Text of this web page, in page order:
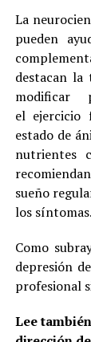
La
pueden
destacan la
modificar
el ejercicio
estado de
nutrientes
sueño
los síntomas.
Como
depresión
profesional
Lee